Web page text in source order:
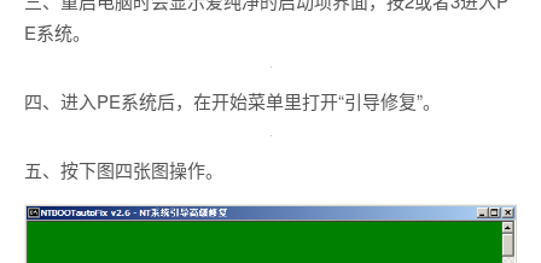
E系统。
四、进入PE系统后，在开始菜单里打开“引导修复”。
五、按下图四张图操作。